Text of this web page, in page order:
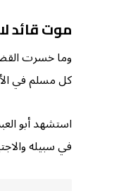
موت قائد
وما خسرت
كل مسلم في
استشهد أبو
في سبيله